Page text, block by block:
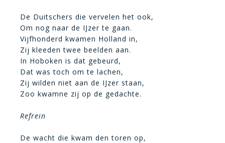
De Duitschers die vervelen het ook,
Om nog naar de IJzer te gaan.
Vijfhonderd kwamen Holland in,
Zij kleeden twee beelden aan.
In Hoboken is dat gebeurd,
Dat was toch om te lachen,
Zij wilden niet aan de IJzer staan,
Zoo kwamne zij op de gedachte.
Refrein
De wacht die kwam den toren op,